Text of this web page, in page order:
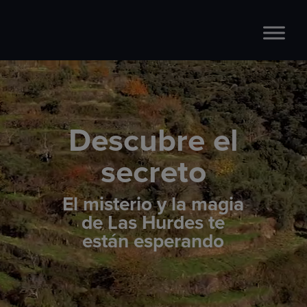
Reproductor
de
vídeo
Descubre el
secreto
El misterio y la magia
de Las Hurdes te
están esperando